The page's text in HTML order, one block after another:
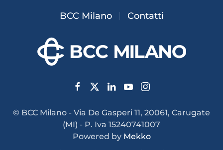
BCC Milano Contatti
© BCC Milano - Via De Gasperi 11, 20061, Carugate
(MI) - P. Iva 15240741007
Powered by Mekko